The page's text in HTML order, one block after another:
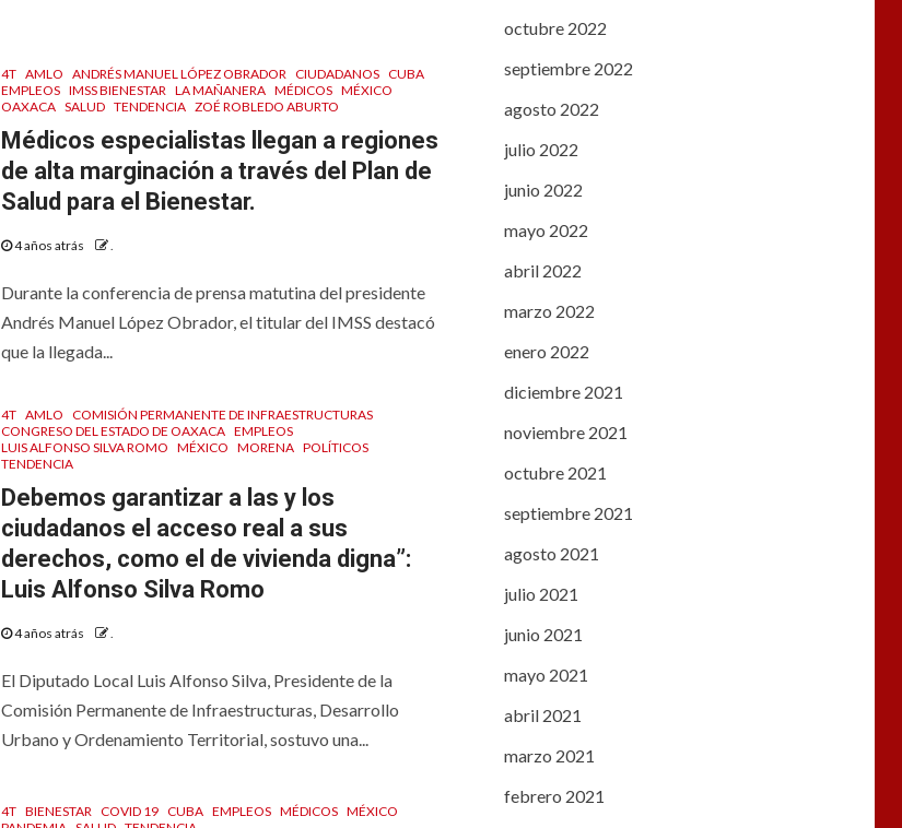
4T AMLO ANDRÉS MANUEL LÓPEZ OBRADOR CIUDADANOS CUBA
EMPLEOS IMSS BIENESTAR LA MAÑANERA MÉDICOS MÉXICO
OAXACA SALUD TENDENCIA ZOÉ ROBLEDO ABURTO
Médicos especialistas llegan a regiones
de alta marginación a través del Plan de
Salud para el Bienestar.
4 años atrás
Durante la conferencia de prensa matutina del presidente
Andrés Manuel López Obrador, el titular del IMSS destacó
que la llegada...
4T AMLO COMISIÓN PERMANENTE DE INFRAESTRUCTURAS
CONGRESO DEL ESTADO DE OAXACA EMPLEOS
LUIS ALFONSO SILVA ROMO MÉXICO MORENA POLÍTICOS
TENDENCIA
Debemos garantizar a las y los
ciudadanos el acceso real a sus
derechos, como el de vivienda digna”:
Luis Alfonso Silva Romo
4 años atrás .
El Diputado Local Luis Alfonso Silva, Presidente de la
Comisión Permanente de Infraestructuras, Desarrollo
Urbano y Ordenamiento Territorial, sostuvo una...
4T BIENESTAR COVID 19 CUBA EMPLEOS MÉDICOS MÉXICO
octubre 2022
septiembre 2022
agosto 2022
julio 2022
junio 2022
mayo 2022
abril 2022
marzo 2022
enero 2022
diciembre 2021
noviembre 2021
octubre 2021
septiembre 2021
agosto 2021
julio 2021
junio 2021
mayo 2021
abril 2021
marzo 2021
febrero 2021